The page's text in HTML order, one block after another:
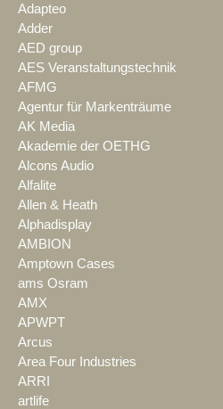
Adapteo
Adder
AED group
AES Veranstaltungstechnik
AFMG
Agentur für Markenträume
AK Media
Akademie der OETHG
Alcons Audio
Alfalite
Allen & Heath
Alphadisplay
AMBION
Amptown Cases
ams Osram
AMX
APWPT
Arcus
Area Four Industries
ARRI
artlife